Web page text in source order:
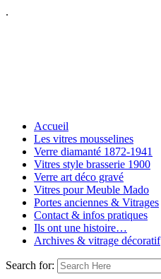
.
Accueil
Les vitres mousselines
Verre diamanté 1872-1941
Vitres style brasserie 1900
Verre art déco gravé
Vitres pour Meuble Mado
Portes anciennes & Vitrages
Contact & infos pratiques
Ils ont une histoire…
Archives & vitrage décoratif
Search for: